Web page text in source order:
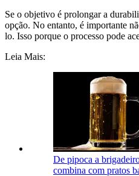
Se o objetivo é prolongar a
opção. No entanto, é importante
lo. Isso porque o processo pode
Leia Mais:
De pipoca a
combina com pratos